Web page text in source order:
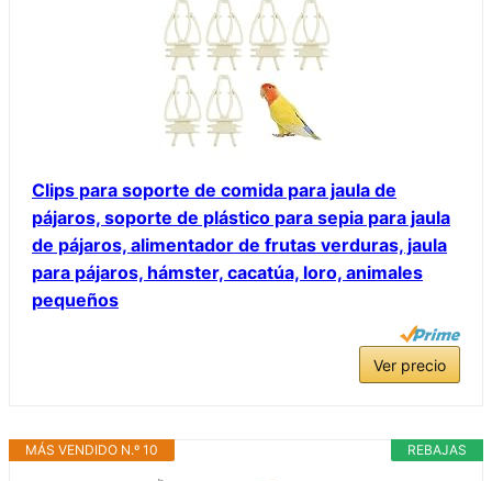
Clips para soporte de comida para jaula de
pájaros, soporte de plástico para sepia para jaula
de pájaros, alimentador de frutas verduras, jaula
para pájaros, hámster, cacatúa, loro, animales
pequeños
Ver precio
REBAJAS
MÁS VENDIDO N.º 10